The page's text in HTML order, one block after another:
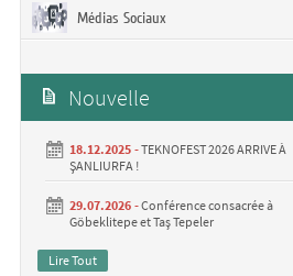
Médias Sociaux
Nouvelle
18.12.2025 -TEKNOFEST 2026 ARRIVE À
ŞANLIURFA !
29.07.2026 -Conférence consacrée à
Göbeklitepe et Taş Tepeler
Lire Tout